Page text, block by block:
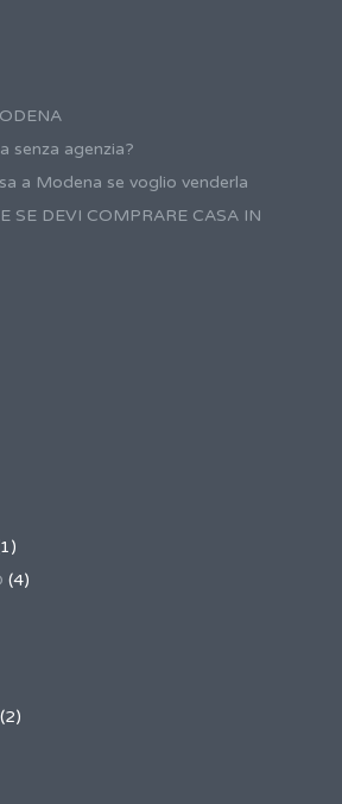
senza agenzia?
a Modena se voglio venderla
SE DEVI COMPRARE CASA IN
(4)
(2)